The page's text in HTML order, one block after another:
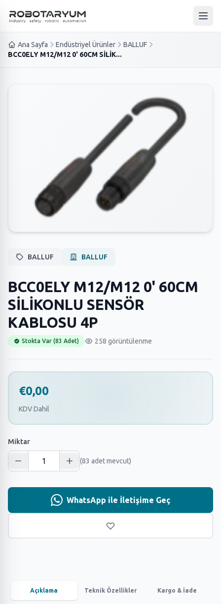
Ana içeriğe geç
Ana
Ana Sayfa Endüstriyel Ürünler
BALLUF
BCC0ELY M12/M12 0' 60CM SİLİK...
BALLUF BALLUF
BCC0ELY M12/M12 0' 60CM
SİLİKONLU SENSÖR
KABLOSU 4P
Stokta Var (83 Adet) 258 görüntülenme
€0,00
KDV Dahil
Miktar
(83 adet mevcut)
WhatsApp ile İletişime Geç
Açıklama Teknik Özellikler Kargo & İade